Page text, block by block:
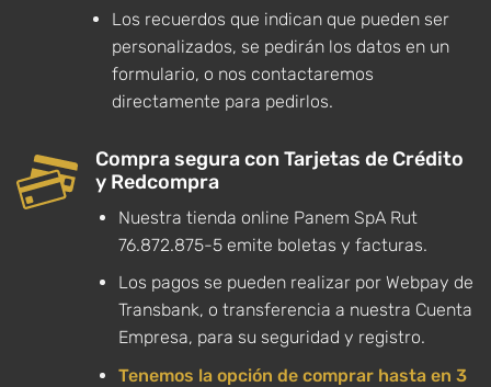
Los recuerdos que indican que pueden ser
personalizados, se pedirán los datos en un
formulario, o nos contactaremos
directamente para pedirlos.
Compra segura con Tarjetas de Crédito
y Redcompra
Nuestra tienda online Panem SpA Rut
76.872.875-5 emite boletas y facturas.
Los pagos se pueden realizar por Webpay de
Transbank, o transferencia a nuestra Cuenta
Empresa, para su seguridad y registro.
Tenemos la opción de comprar hasta en 3